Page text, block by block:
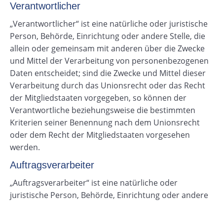
Verantwortlicher
„Verantwortlicher“ ist eine natürliche oder juristische
Person, Behörde, Einrichtung oder andere Stelle, die
allein oder gemeinsam mit anderen über die Zwecke
und Mittel der Verarbeitung von personenbezogenen
Daten entscheidet; sind die Zwecke und Mittel dieser
Verarbeitung durch das Unionsrecht oder das Recht
der Mitgliedstaaten vorgegeben, so können der
Verantwortliche beziehungsweise die bestimmten
Kriterien seiner Benennung nach dem Unionsrecht
oder dem Recht der Mitgliedstaaten vorgesehen
werden.
Auftragsverarbeiter
„Auftragsverarbeiter“ ist eine natürliche oder
juristische Person, Behörde, Einrichtung oder andere